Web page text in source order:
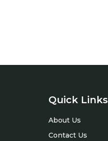
Quick Links
About Us
Contact Us